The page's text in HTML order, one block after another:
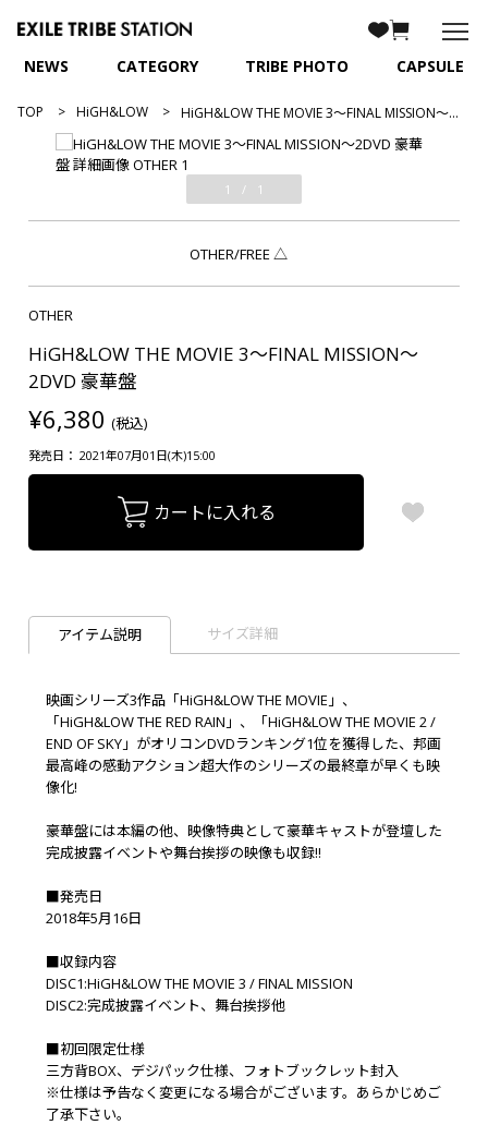
NEWS CATEGORY TRIBE PHOTO CAPSULE
TOP HiGH&LOW HiGH&LOW THE MOVIE 3～FINAL MISSION～2DVD 豪華盤
1 / 1
OTHER/FREE △
OTHER
HiGH&LOW THE MOVIE 3～FINAL MISSION～
2DVD 豪華盤
¥6,380 (税込)
発売日： 2021年07月01日(木)15:00
カートに入れる
アイテム説明 サイズ詳細
映画シリーズ3作品「HiGH&LOW THE MOVIE」、
「HiGH&LOW THE RED RAIN」、「HiGH&LOW THE MOVIE 2 /
END OF SKY」がオリコンDVDランキング1位を獲得した、邦画
最高峰の感動アクション超大作のシリーズの最終章が早くも映
像化!
豪華盤には本編の他、映像特典として豪華キャストが登壇した
完成披露イベントや舞台挨拶の映像も収録!!
■発売日
2018年5月16日
■収録内容
DISC1:HiGH&LOW THE MOVIE 3 / FINAL MISSION
DISC2:完成披露イベント、舞台挨拶他
■初回限定仕様
三方背BOX、デジパック仕様、フォトブックレット封入
※仕様は予告なく変更になる場合がございます。あらかじめご
了承下さい。